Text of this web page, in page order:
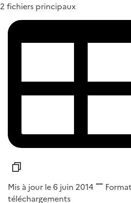
2 fichiers principaux
Mis à jour le 6 juin 2014 Format
téléchargements